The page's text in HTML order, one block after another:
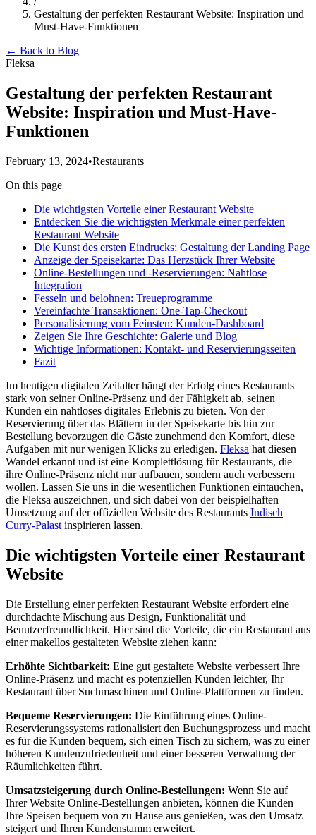
Gestaltung der perfekten Restaurant Website: Inspiration und
Must-Have-Funktionen
← Back to Blog
Fleksa
Gestaltung der perfekten Restaurant
Website: Inspiration und Must-Have-
Funktionen
February 13, 2024•Restaurants
On this page
Die wichtigsten Vorteile einer Restaurant Website
Entdecken Sie die wichtigsten Merkmale einer perfekten
Restaurant Website
Die Kunst des ersten Eindrucks: Gestaltung der Landing Page
Anzeige der Speisekarte: Das Herzstück Ihrer Website
Online-Bestellungen und -Reservierungen: Nahtlose
Integration
Fesseln und belohnen: Treueprogramme
Vereinfachte Transaktionen: One-Tap-Checkout
Personalisierung vom Feinsten: Kunden-Dashboard
Zeigen Sie Ihre Geschichte: Galerie und Blog
Wichtige Informationen: Kontakt- und Reservierungsseiten
Fazit
Im heutigen digitalen Zeitalter hängt der Erfolg eines Restaurants
stark von seiner Online-Präsenz und der Fähigkeit ab, seinen
Kunden ein nahtloses digitales Erlebnis zu bieten. Von der
Reservierung über das Blättern in der Speisekarte bis hin zur
Bestellung bevorzugen die Gäste zunehmend den Komfort, diese
Aufgaben mit nur wenigen Klicks zu erledigen. Fleksa hat diesen
Wandel erkannt und ist eine Komplettlösung für Restaurants, die
ihre Online-Präsenz nicht nur aufbauen, sondern auch verbessern
wollen. Lassen Sie uns in die wesentlichen Funktionen eintauchen,
die Fleksa auszeichnen, und sich dabei von der beispielhaften
Umsetzung auf der offiziellen Website des Restaurants Indisch
Curry-Palast inspirieren lassen.
Die wichtigsten Vorteile einer Restaurant
Website
Die Erstellung einer perfekten Restaurant Website erfordert eine
durchdachte Mischung aus Design, Funktionalität und
Benutzerfreundlichkeit. Hier sind die Vorteile, die ein Restaurant aus
einer makellos gestalteten Website ziehen kann:
Erhöhte Sichtbarkeit: Eine gut gestaltete Website verbessert Ihre
Online-Präsenz und macht es potenziellen Kunden leichter, Ihr
Restaurant über Suchmaschinen und Online-Plattformen zu finden.
Bequeme Reservierungen: Die Einführung eines Online-
Reservierungssystems rationalisiert den Buchungsprozess und macht
es für die Kunden bequem, sich einen Tisch zu sichern, was zu einer
höheren Kundenzufriedenheit und einer besseren Verwaltung der
Räumlichkeiten führt.
Umsatzsteigerung durch Online-Bestellungen: Wenn Sie auf
Ihrer Website Online-Bestellungen anbieten, können die Kunden
Ihre Speisen bequem von zu Hause aus genießen, was den Umsatz
steigert und Ihren Kundenstamm erweitert.